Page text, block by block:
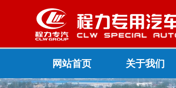
网站首页 关于我们